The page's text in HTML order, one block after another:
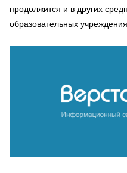
продолжится и в других
образовательных